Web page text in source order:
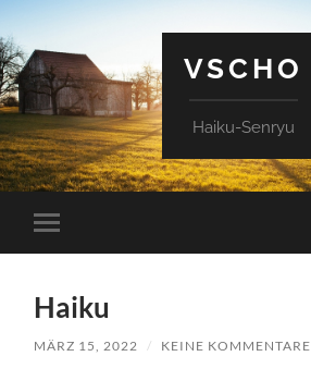
VSCHO
Haiku-Senryu
Mobile-
Menü
Haiku
MÄRZ 15, 2022 / KEINE KOMMENTARE